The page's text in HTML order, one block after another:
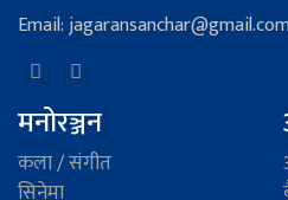
Email:
मनोरञ्जन
कला / संगीत
सिनेमा